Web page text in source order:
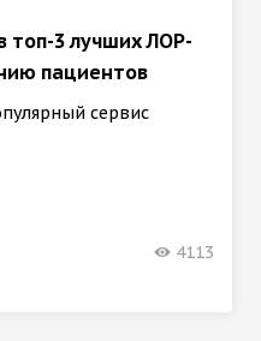
топ-3 лучших ЛОР-
пациентов
сервис
4113